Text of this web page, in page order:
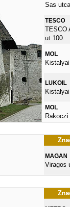
Sas
TESCO
TESCO
ut 100.
MOL
LUKOIL
MOL
Rakoczi
MAGAN
Viragos